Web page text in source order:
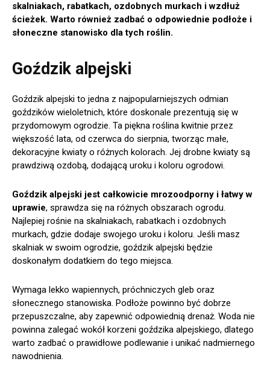
skalniakach, rabatkach, ozdobnych murkach i wzdłuż
ścieżek. Warto również zadbać o odpowiednie podłoże i
słoneczne stanowisko dla tych roślin.
Goździk alpejski
Goździk alpejski to jedna z najpopularniejszych odmian
goździków wieloletnich, które doskonale prezentują się w
przydomowym ogrodzie. Ta piękna roślina kwitnie przez
większość lata, od czerwca do sierpnia, tworząc małe,
dekoracyjne kwiaty o różnych kolorach. Jej drobne kwiaty są
prawdziwą ozdobą, dodającą uroku i koloru ogrodowi.
Goździk alpejski jest całkowicie mrozoodporny i łatwy w
uprawie, sprawdza się na różnych obszarach ogrodu.
Najlepiej rośnie na skalniakach, rabatkach i ozdobnych
murkach, gdzie dodaje swojego uroku i koloru. Jeśli masz
skalniak w swoim ogrodzie, goździk alpejski będzie
doskonałym dodatkiem do tego miejsca.
Wymaga lekko wapiennych, próchniczych gleb oraz
słonecznego stanowiska. Podłoże powinno być dobrze
przepuszczalne, aby zapewnić odpowiednią drenaż. Woda nie
powinna zalegać wokół korzeni goździka alpejskiego, dlatego
warto zadbać o prawidłowe podlewanie i unikać nadmiernego
nawodnienia.